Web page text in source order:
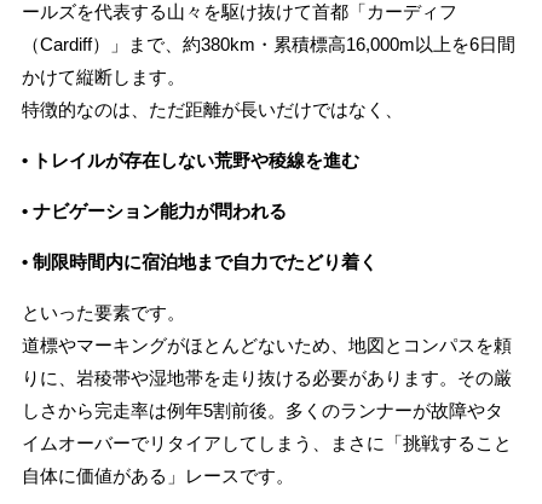
STAFFBLOG
ストライトラボ横浜店のスタッフブログ
SHOP INFORMATION
ストライトラボ横浜店店舗情報
ールズを代表する山々を駆け抜けて首都「カーディフ
（Cardiff）」まで、約380km・累積標高16,000m以上を6日間
かけて縦断します。
特徴的なのは、ただ距離が長いだけではなく、
• トレイルが存在しない荒野や稜線を進む
• ナビゲーション能力が問われる
• 制限時間内に宿泊地まで自力でたどり着く
といった要素です。
道標やマーキングがほとんどないため、地図とコンパスを頼
りに、岩稜帯や湿地帯を走り抜ける必要があります。その厳
しさから完走率は例年5割前後。多くのランナーが故障やタ
イムオーバーでリタイアしてしまう、まさに「挑戦すること
自体に価値がある」レースです。